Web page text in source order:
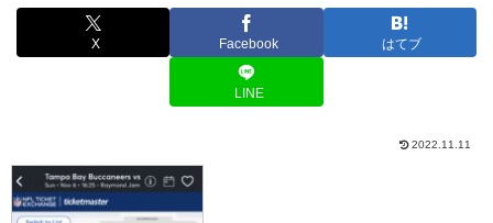
X Facebook はてブ
LINE
2022.11.11